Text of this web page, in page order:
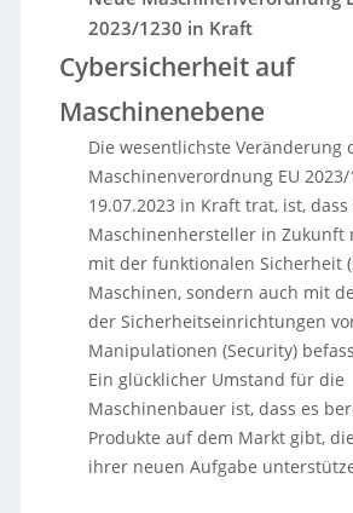
2023/1230 in Kraft
Cybersicherheit auf
Maschinenebene
Die wesentlichste Veränderung
Maschinenverordnung EU
19.07.2023 in Kraft trat, ist, dass
Maschinenhersteller in Zukunft
mit der funktionalen Sicherheit
Maschinen, sondern auch mit
der Sicherheitseinrichtungen
Manipulationen (Security)
Ein glücklicher Umstand für die
Maschinenbauer ist, dass es
Produkte auf dem Markt gibt,
ihrer neuen Aufgabe